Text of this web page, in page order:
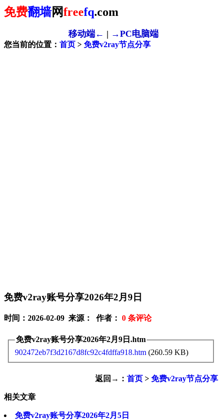
免费翻墙网freefq.com
移动端← | →PC电脑端
您当前的位置： 首页 > 免费v2ray节点分享
免费v2ray账号分享2026年2月9日
时间：2026-02-09 来源： 作者： 0 条评论
免费v2ray账号分享2026年2月9日.htm
902472eb7f3d2167d8fc92c4fdffa918.htm (260.59 KB)
返回→： 首页 > 免费v2ray节点分享
相关文章
免费v2ray账号分享2026年2月5日